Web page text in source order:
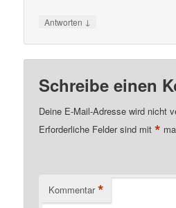
Antworten ↓
Schreibe einen
Deine E-Mail-Adresse wird nicht
Erforderliche Felder sind mit*
Kommentar *